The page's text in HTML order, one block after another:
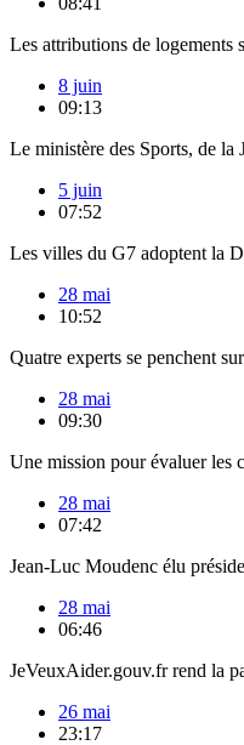
Les attributions de logements
8 juin
09:13
Le ministère des Sports, de la
5 juin
07:52
Les villes du G7 adoptent la
28 mai
10:52
Quatre experts se penchent
28 mai
09:30
Une mission pour évaluer les
28 mai
07:42
Jean-Luc Moudenc élu
28 mai
06:46
JeVeuxAider.gouv.fr rend la
26 mai
23:17